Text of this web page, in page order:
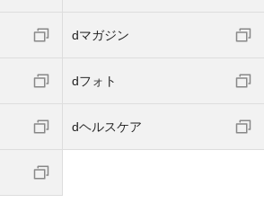
dマガジン
dフォト
dヘルスケア